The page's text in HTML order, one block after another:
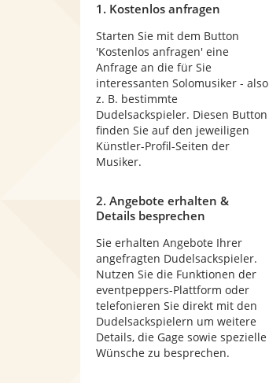
1. Kostenlos anfragen
Starten Sie mit dem Button
'Kostenlos anfragen' eine
Anfrage an die für Sie
interessanten Solomusiker - also
z. B. bestimmte
Dudelsackspieler. Diesen Button
finden Sie auf den jeweiligen
Künstler-Profil-Seiten der
Musiker.
2. Angebote erhalten &
Details besprechen
Sie erhalten Angebote Ihrer
angefragten Dudelsackspieler.
Nutzen Sie die Funktionen der
eventpeppers-Plattform oder
telefonieren Sie direkt mit den
Dudelsackspielern um weitere
Details, die Gage sowie spezielle
Wünsche zu besprechen.